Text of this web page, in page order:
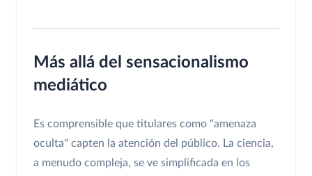
Más allá del sensacionalismo
mediático
Es comprensible que titulares como "amenaza
oculta" capten la atención del público. La ciencia,
a menudo compleja, se ve simplificada en los